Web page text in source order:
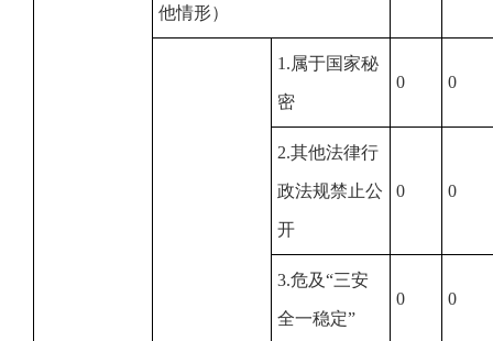
他情形）
1.属于国家秘
密
0 0
2.其他法律行
政法规禁止公
开
0 0
3.危及“三安
全一稳定”
0 0